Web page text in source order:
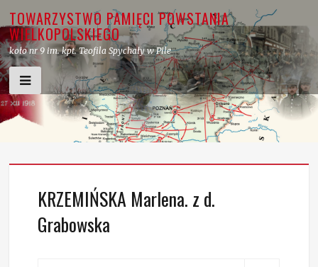
Skip
to
content
TOWARZYSTWO PAMIĘCI POWSTANIA
WIELKOPOLSKIEGO
koło nr 9 im. kpt. Teofila Spychały w Pile
KRZEMIŃSKA Marlena. z d.
Grabowska